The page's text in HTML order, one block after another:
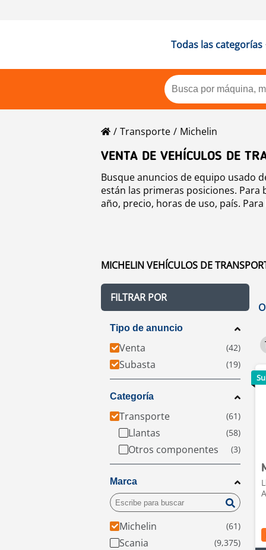
Todas las categorías
Transporte
Michelin
VENTA DE VEHÍCULOS DE
Busque anuncios de equipo usado
están las primeras posiciones.
año, precio, horas de uso, país.
MICHELIN VEHÍCULOS DE
FILTRAR POR
Tipo de anuncio
Venta
Subasta
Categoría
Transporte
Llantas
Otros componentes
Marca
Michelin
Scania